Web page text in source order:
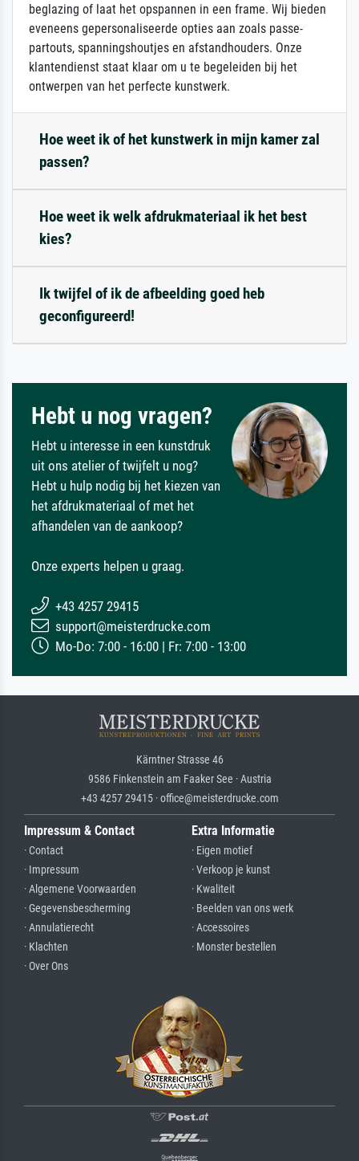
beglazing of laat het opspannen in een frame. Wij bieden
eveneens gepersonaliseerde opties aan zoals passe-
partouts, spanningshoutjes en afstandhouders. Onze
klantendienst staat klaar om u te begeleiden bij het
ontwerpen van het perfecte kunstwerk.
Hoe weet ik of het kunstwerk in mijn kamer zal
passen?
Hoe weet ik welk afdrukmateriaal ik het best
kies?
Ik twijfel of ik de afbeelding goed heb
geconfigureerd!
Hebt u nog vragen?
Hebt u interesse in een kunstdruk
uit ons atelier of twijfelt u nog?
Hebt u hulp nodig bij het kiezen van
het afdrukmateriaal of met het
afhandelen van de aankoop?
Onze experts helpen u graag.
+43 4257 29415
support@meisterdrucke.com
Mo-Do: 7:00 - 16:00 | Fr: 7:00 - 13:00
Kärntner Strasse 46
9586 Finkenstein am Faaker See · Austria
+43 4257 29415 · office@meisterdrucke.com
Impressum & Contact
· Contact
· Impressum
· Algemene Voorwaarden
· Gegevensbescherming
· Annulatierecht
· Klachten
· Over Ons
Extra Informatie
· Eigen motief
· Verkoop je kunst
· Kwaliteit
· Beelden van ons werk
· Accessoires
· Monster bestellen